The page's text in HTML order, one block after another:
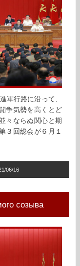
軍行路に沿って、
争気勢を高くとど
々ならぬ関心と期
３回総会が６月１
06/16
созыва